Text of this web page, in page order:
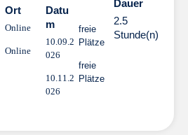
Ort
Online
Online
Datu
m
10.09.2
026
10.11.2
026
freie
Plätze
freie
Plätze
Dauer
2.5
Stunde(n)